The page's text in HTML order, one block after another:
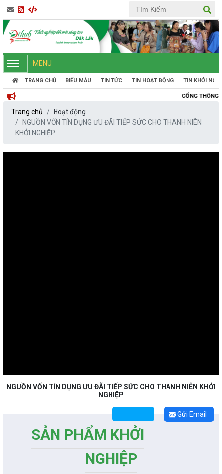
MENU
TRANG CHỦ BIỂU MẪU TIN TỨC TIN HOẠT ĐỘNG TIN KHỞI
CỔNG THÔNG TIN KHỞI
Trang chủ
Hoạt động
NGUỒN VỐN TÍN DỤNG ƯU ĐÃI TIẾP SỨC CHO THANH NIÊN
KHỞI NGHIỆP
NGUỒN VỐN TÍN DỤNG ƯU ĐÃI TIẾP SỨC CHO THANH NIÊN KHỞI
NGHIỆP
Gửi Email
SẢN PHẨM KHỞI
NGHIỆP